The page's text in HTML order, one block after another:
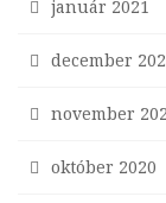
január 2021
december
november
október 2020